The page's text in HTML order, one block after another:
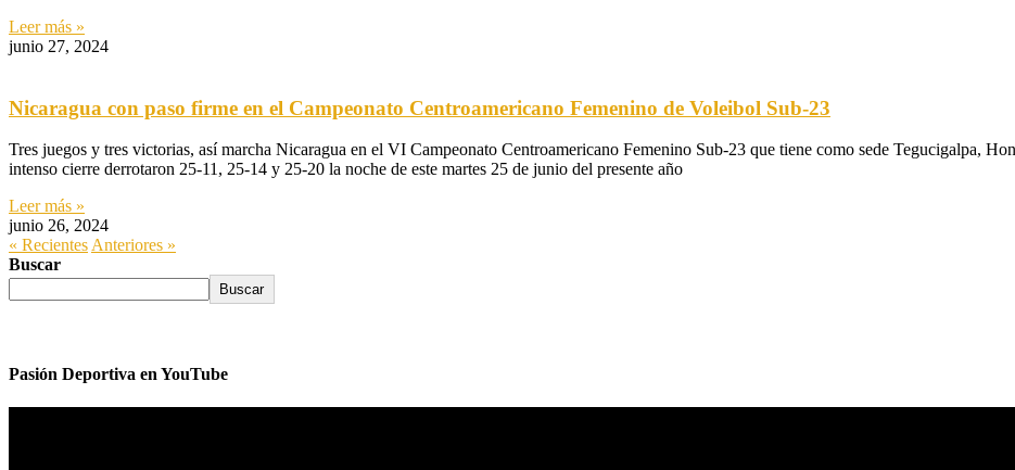
Leer más »
junio 27, 2024
Nicaragua con paso firme en el Campeonato Centroamericano Femenino de Voleibol Sub-23
Tres juegos y tres victorias, así marcha Nicaragua en el VI Campeonato Centroamericano Femenino Sub-23 que tiene como sede Tegucigalpa,
intenso cierre derrotaron 25-11, 25-14 y 25-20 la noche de este martes 25 de junio del presente año
Leer más »
junio 26, 2024
« RecientesAnteriores »
Buscar
Buscar
Pasión Deportiva en YouTube